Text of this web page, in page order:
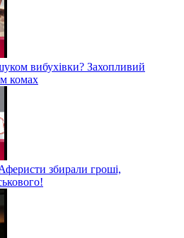
вибухівки? Захопливий
комах
збирали гроші,